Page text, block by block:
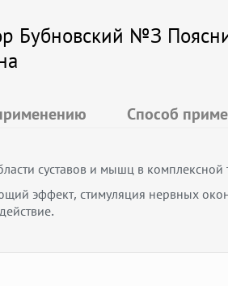
Бубновский №3
Способ
суставов и мышц в комплексной
эффект, стимуляция нервных